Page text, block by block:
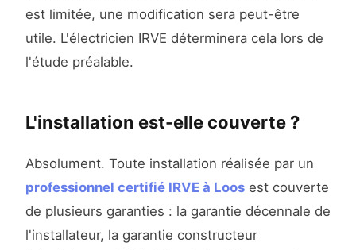
est limitée, une modification sera peut-être
utile. L'électricien IRVE déterminera cela lors de
l'étude préalable.
L'installation est-elle couverte ?
Absolument. Toute installation réalisée par un
professionnel certifié IRVE à Loos est couverte
de plusieurs garanties : la garantie décennale de
l'installateur, la garantie constructeur